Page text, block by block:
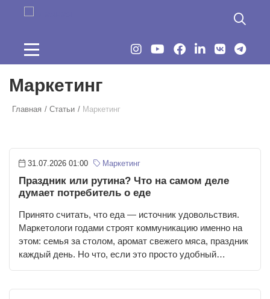
Перейти к основному содержанию
Маркетинг
Главная Статьи Маркетинг
31.07.2026 01:00 Маркетинг
Праздник или рутина? Что на самом деле
думает потребитель о еде
Принято считать, что еда — источник удовольствия.
Маркетологи годами строят коммуникацию именно на
этом: семья за столом, аромат свежего мяса, праздник
каждый день. Но что, если это просто удобный…